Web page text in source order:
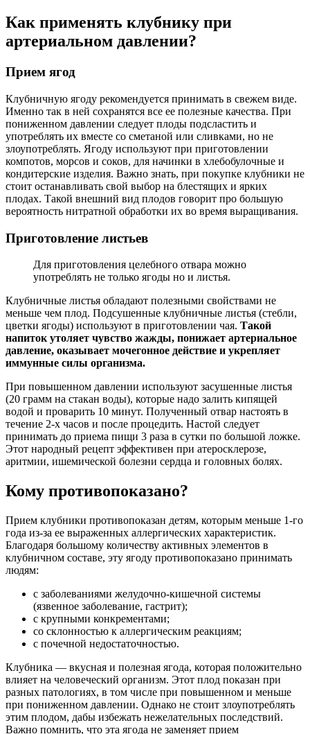
Как применять клубнику при
артериальном давлении?
Прием ягод
Клубничную ягоду рекомендуется принимать в свежем виде.
Именно так в ней сохранятся все ее полезные качества. При
пониженном давлении следует плоды подсластить и
употреблять их вместе со сметаной или сливками, но не
злоупотреблять. Ягоду используют при приготовлении
компотов, морсов и соков, для начинки в хлебобулочные и
кондитерские изделия. Важно знать, при покупке клубники не
стоит останавливать свой выбор на блестящих и ярких
плодах. Такой внешний вид плодов говорит про большую
вероятность нитратной обработки их во время выращивания.
Приготовление листьев
Для приготовления целебного отвара можно
употреблять не только ягоды но и листья.
Клубничные листья обладают полезными свойствами не
меньше чем плод. Подсушенные клубничные листья (стебли,
цветки ягоды) используют в приготовлении чая. Такой
напиток утоляет чувство жажды, понижает артериальное
давление, оказывает мочегонное действие и укрепляет
иммунные силы организма.
При повышенном давлении используют засушенные листья
(20 грамм на стакан воды), которые надо залить кипящей
водой и проварить 10 минут. Полученный отвар настоять в
течение 2-х часов и после процедить. Настой следует
принимать до приема пищи 3 раза в сутки по большой ложке.
Этот народный рецепт эффективен при атеросклерозе,
аритмии, ишемической болезни сердца и головных болях.
Кому противопоказано?
Прием клубники противопоказан детям, которым меньше 1-го
года из-за ее выраженных аллергических характеристик.
Благодаря большому количеству активных элементов в
клубничном составе, эту ягоду противопоказано принимать
людям:
с заболеваниями желудочно-кишечной системы
(язвенное заболевание, гастрит);
с крупными конкрементами;
со склонностью к аллергическим реакциям;
с почечной недостаточностью.
Клубника — вкусная и полезная ягода, которая положительно
влияет на человеческий организм. Этот плод показан при
разных патологиях, в том числе при повышенном и меньше
при пониженном давлении. Однако не стоит злоупотреблять
этим плодом, дабы избежать нежелательных последствий.
Важно помнить, что эта ягода не заменяет прием